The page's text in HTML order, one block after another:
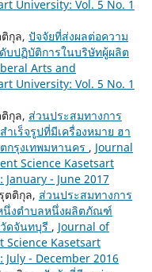
University: Vol. 5 No. 1
กุล, ปัจจัยที่ส่งผลต่อความ
บปฏิบัติการในบริษัทผู้ผลิต
Arts and
University: Vol. 5 No. 1
กุล, ส่วนประสมทางการ
เร็จรูปที่มีเครื่องหมาย ฮา
กรุงเทพมหานคร , Journal
Science Kasetsart
- June 2017
ตติกุล, ส่วนประสมทางการ
นึ่งตำบลหนึ่งผลิตภัณฑ์
ดจันทบุรี , Journal of
Science Kasetsart
July - December 2016